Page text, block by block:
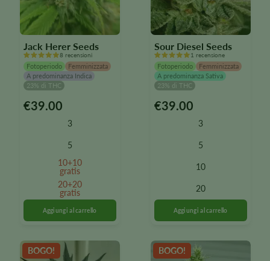
Jack Herer Seeds
8 recensioni
Fotoperiodo
Femminizzata
A predominanza Indica
23% di THC
€39.00
3
5
10+10
gratis
20+20
gratis
Questo
opzioni
possono
selezionate
nella
Sour Diesel Seeds
1 recensione
Fotoperiodo
Femminizzata
A predominanza Sativa
23% di THC
€39.00
3
5
10
20
Questo
opzioni
possono
selezionate
nella
BOGO! BOGO!